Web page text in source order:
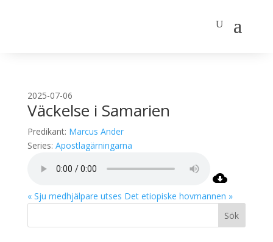
2025-07-06
Väckelse i Samarien
Predikant: Marcus Ander
Series: Apostlagärningarna
« Sju medhjälpare utses Det etiopiske hovmannen »
Sök